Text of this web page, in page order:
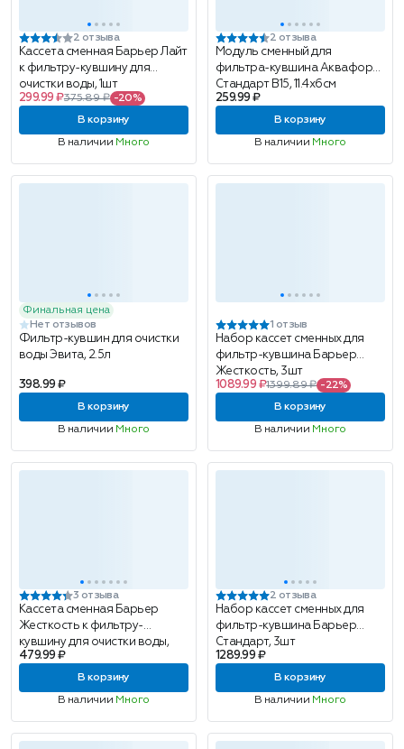
2 отзыва
Кассета сменная Барьер Лайт
к фильтру-кувшину для
очистки воды, 1шт
299.99 ₽375.89 ₽ -20%
В корзину
В наличии Много
2 отзыва
Модуль сменный для
фильтра-кувшина Аквафор
Стандарт B15, 11.4х6см
259.99 ₽
В корзину
В наличии Много
Финальная цена
Нет отзывов
Фильтр-кувшин для очистки
воды Эвита, 2.5л
398.99 ₽
В корзину
В наличии Много
1 отзыв
Набор кассет сменных для
фильтр-кувшина Барьер
Жесткость, 3шт
1089.99 ₽1399.89 ₽ -22%
В корзину
В наличии Много
3 отзыва
Кассета сменная Барьер
Жесткость к фильтру-
кувшину для очистки воды,
1шт
479.99 ₽
В корзину
В наличии Много
2 отзыва
Набор кассет сменных для
фильтр-кувшина Барьер
Стандарт, 3шт
1289.99 ₽
В корзину
В наличии Много